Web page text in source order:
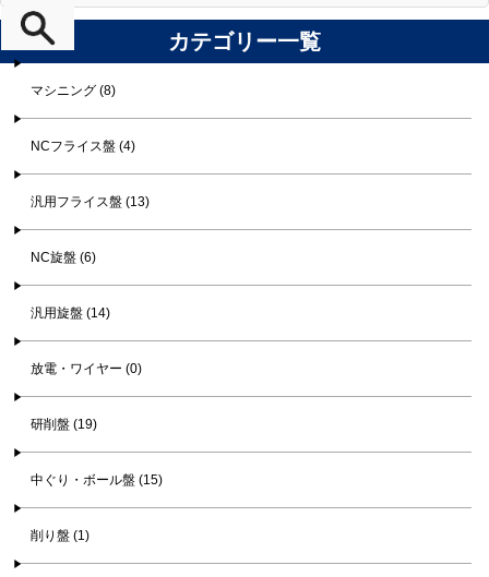
カテゴリー一覧
マシニング (8)
NCフライス盤 (4)
汎用フライス盤 (13)
NC旋盤 (6)
汎用旋盤 (14)
放電・ワイヤー (0)
研削盤 (19)
中ぐり・ボール盤 (15)
削り盤 (1)